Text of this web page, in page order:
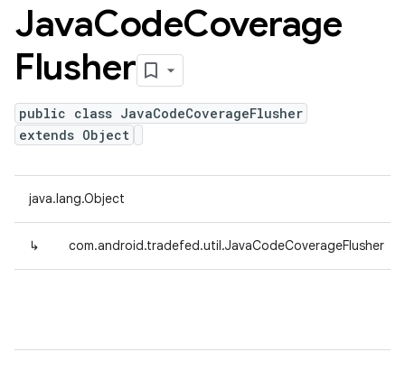
JavaCodeCoverage
Flusher
public class JavaCodeCoverageFlusher
extends Object
java.lang.Object
↳ com.android.tradefed.util.JavaCodeCoverageFlusher